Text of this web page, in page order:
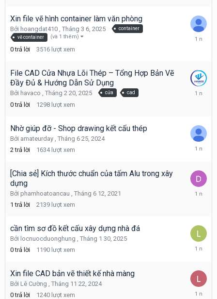
Xin file vẽ hình container làm văn phòng
Bởi hoangdat410 , Tháng 3 6, 2025
container
vẽ container
(và 1 thêm)
0 trả lời 3516 lượt xem
Tháng
File CAD Cửa Nhựa Lõi Thép – Tổng Hợp Bản Vẽ
Đầy Đủ & Hướng Dẫn Sử Dụng
Bởi havaco , Tháng 2 20, 2025 cửa cad
0 trả lời 1298 lượt xem
Tháng
Nhờ giúp đỡ - Shop drawing kết cấu thép
Bởi amateurday Tháng 6 25, 2024
2 trả lời 1634 lượt xem
Tháng
2025
[Chia sẻ] Kích thước chuẩn của tấm Alu trong xây
dựng
Bởi phamhoatoancau
Tháng 6 12, 2021
1 trả lời 2139 lượt xem
Tháng
cần tìm sơ đồ kết cấu xây dựng nhà đá
Bởi locnuocduonghung
Tháng 1 30, 2025
0 trả lời 1190 lượt xem
Tháng
2025
Xin file CAD bản vẽ thiết kế nhà màng
Bởi Lê Cường
Tháng 11 22, 2024
0 trả lời 1240 lượt xem
Tháng